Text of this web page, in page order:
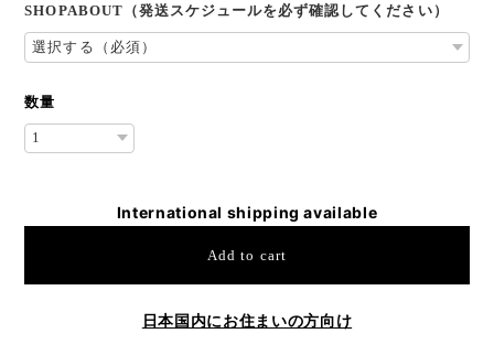
SHOPABOUT（発送スケジュールを必ず確認してください）
数量
International shipping available
Add to cart
日本国内にお住まいの方向け